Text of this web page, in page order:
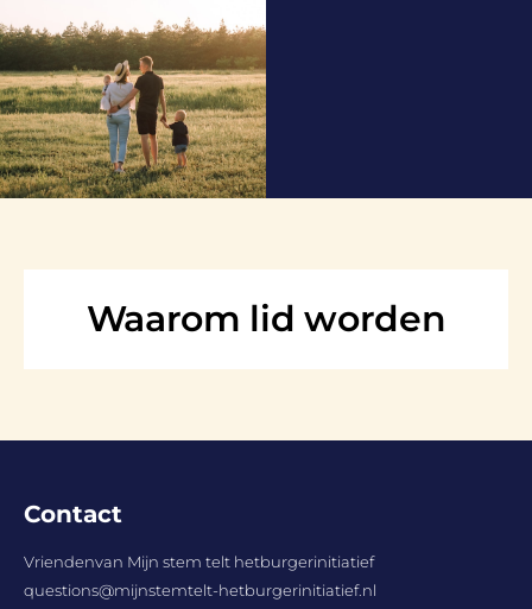
Waarom lid worden
Contact
Vriendenvan Mijn stem telt hetburgerinitiatief
questions@mijnstemtelt-hetburgerinitiatief.nl